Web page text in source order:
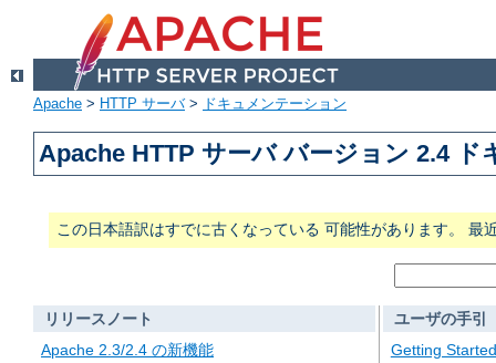
Apache > HTTP サーバ> ドキュメンテーション
Apache HTTP サーバ バージョン 2.4 ド
この日本語訳はすでに古くなっている 可能性があります。 最
リリースノート
Apache 2.3/2.4 の新機能
ユーザの手引
Getting Started